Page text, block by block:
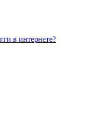
в интернете?